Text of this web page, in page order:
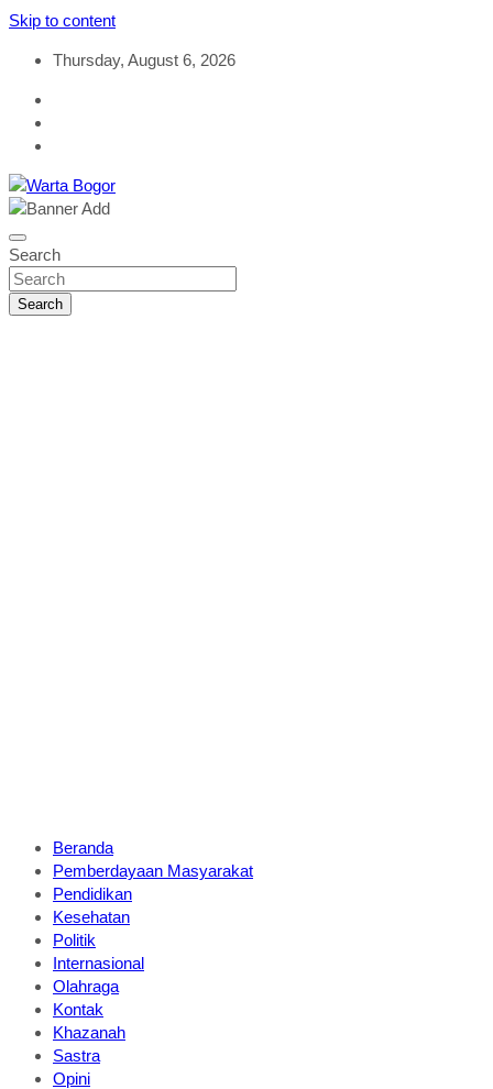
Skip to content
Thursday, August 6, 2026
Warta Bogor
Search
Search
Beranda
Pemberdayaan Masyarakat
Pendidikan
Kesehatan
Politik
Internasional
Olahraga
Kontak
Khazanah
Sastra
Opini